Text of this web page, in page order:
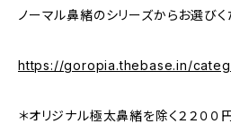
ノーマル鼻緒のシリーズからお選びく
https://goropia.thebase.in/
＊オリジナル極太鼻緒を除く２２００